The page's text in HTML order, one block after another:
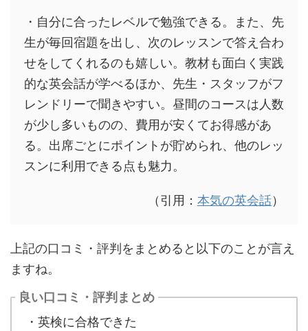
・自分に合ったレベルで勉強できる。また、先
生が毎回宿題を出し、次のレッスンで答え合わ
せをしてくれるのも嬉しい。教材も面白く実践
的な英会話が学べるほか、先生・スタッフがフ
レンドリーで聞きやすい。昼間のコースは人数
が少し多いものの、費用が安くてお得感があ
る。出席ごとにポイントが貯められ、他のレッ
スンに利用できる点も魅力。
（引用： 本気の英会話）
上記の口コミ・評判をまとめると以下のことが言え
ますね。
良い口コミ・評判まとめ
・英検に合格できた